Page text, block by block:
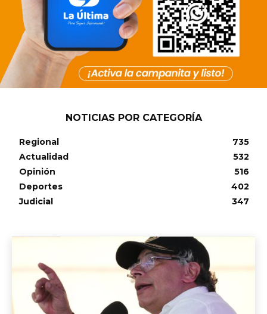
NOTICIAS POR CATEGORÍA
Regional
735
Actualidad
532
Opinión
516
Deportes
402
Judicial
347